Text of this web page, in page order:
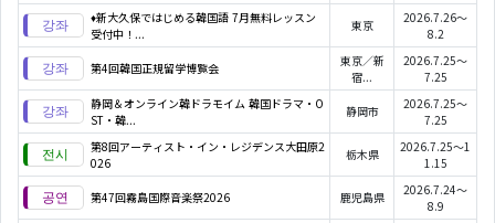
♦新大久保ではじめる韓国語 7月無料レッスン
受付中！...
東京
2026.7.26～
8.2
第4回韓国正規留学博覧会
東京／新
宿...
2026.7.25～
7.25
静岡＆オンライン韓ドラモイム 韓国ドラマ・O
ST・韓...
静岡市
2026.7.25～
7.25
第8回アーティスト・イン・レジデンス大田原2
026
栃木県
2026.7.25～1
1.15
第47回霧島国際音楽祭2026 鹿児島県
2026.7.24～
8.9